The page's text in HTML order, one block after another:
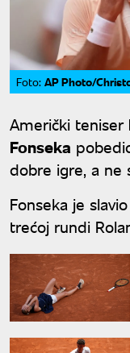
Foto: AP Photo/
Američki teniser
Fonseka
dobre igre, a ne
Fonseka je
trećoj rundi